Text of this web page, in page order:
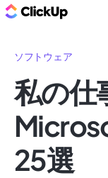
ソフトウェア
私の仕
25選